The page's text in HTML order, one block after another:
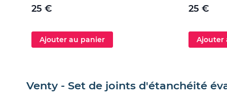
25 €
Ajouter au panier
25 €
Ajouter
Venty - Set de joints d'étanchéité